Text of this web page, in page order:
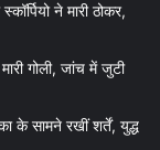
ने मारी ठोकर,
गोली, जांच में जुटी
के सामने रखीं शर्तें, युद्ध